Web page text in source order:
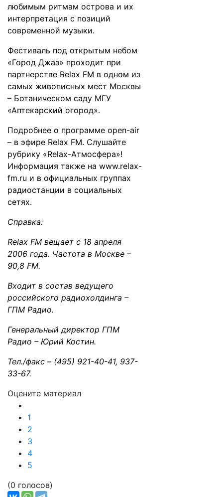
любимым ритмам острова и их
интерпретация с позиций
современной музыки.
Фестиваль под открытым небом
«Город Джаз» проходит при
партнерстве Relax FM в одном из
самых живописных мест Москвы
– Ботаническом саду МГУ
«Аптекарский огород».
Подробнее о программе open-air
– в эфире Relax FM. Слушайте
рубрику «Relax-Атмосфера»!
Информация также на www.relax-
fm.ru и в официальных группах
радиостанции в социальных
сетях.
Справка:
Relax FM вещает с 18 апреля
2006 года. Частота в Москве –
90,8 FM.
Входит в состав ведущего
российского радиохолдинга –
ГПМ Радио.
Генеральный директор ГПМ
Радио – Юрий Костин.
Тел./факс – (495) 921-40-41, 937-
33-67.
Оцените материал
1
2
3
4
5
(0 голосов)